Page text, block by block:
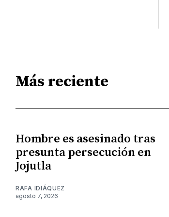
Más reciente
Hombre es asesinado tras
presunta persecución en
Jojutla
RAFA IDIÁQUEZ
agosto 7, 2026